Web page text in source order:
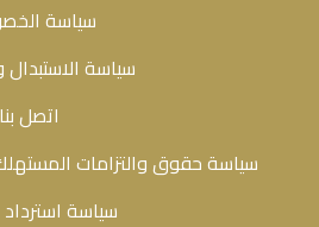
سياسة
سياسة الاستبدال
اتصل بنا
سياسة حقوق والتزامات
سياسة